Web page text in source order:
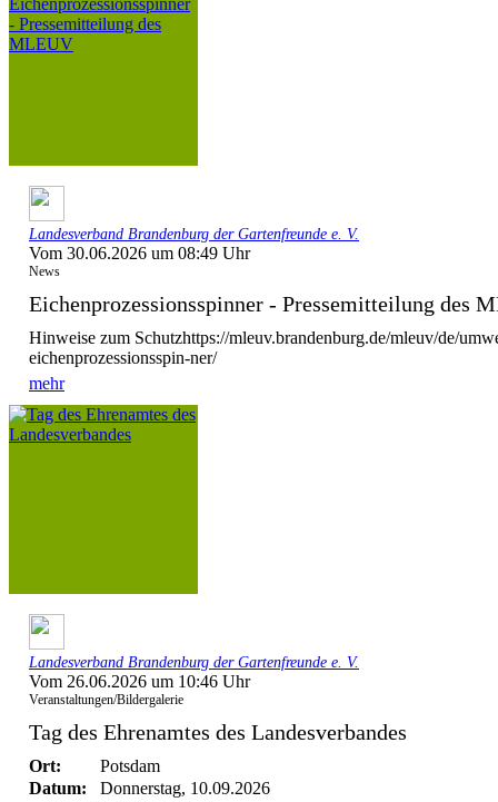
Landesverband Brandenburg der Gartenfreunde e. V.
Vom 30.06.2026 um 08:49 Uhr
News
Eichenprozessionsspinner - Pressemitteilung des
Hinweise zum Schutzhttps://mleuv.brandenburg.de/mleuv/de/
eichenprozessionsspin-ner/
mehr
Landesverband Brandenburg der Gartenfreunde e. V.
Vom 26.06.2026 um 10:46 Uhr
Veranstaltungen/Bildergalerie
Tag des Ehrenamtes des Landesverbandes
Ort:
Potsdam
Datum:
Donnerstag, 10.09.2026